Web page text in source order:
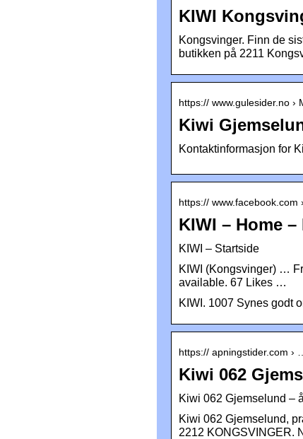
KIWI
Kongsvinger. Finn de
butikken på 2211
https:// www.gulesider.no ›
Kiwi
Kontaktinformasjon for
https:// www.facebook.com
KIWI – Home
KIWI – Startside
KIWI (Kongsvinger) …
available. 67 Likes …
KIWI. 1007 Synes godt
https:// apningstider.com ›
Kiwi 062
Kiwi 062 Gjemselund –
Kiwi 062 Gjemselund,
2212 KONGSVINGER.